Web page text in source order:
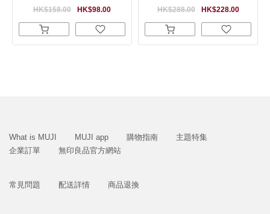
HK$98.00
HK$158.00 HK$228.00
HK$288.00
What is MUJI MUJI app 購物指南
主題特集
企業訂單
無印良品官方網站
常見問題 配送詳情 商品退換